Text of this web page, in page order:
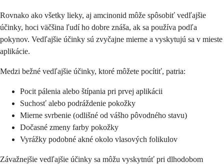
Rovnako ako všetky lieky, aj amcinonid môže spôsobiť vedľajšie
účinky, hoci väčšina ľudí ho dobre znáša, ak sa používa podľa
pokynov. Vedľajšie účinky sú zvyčajne mierne a vyskytujú sa v mieste
aplikácie.
Medzi bežné vedľajšie účinky, ktoré môžete pocítiť, patria:
Pocit pálenia alebo štípania pri prvej aplikácii
Suchosť alebo podráždenie pokožky
Mierne svrbenie (odlišné od vášho pôvodného stavu)
Dočasné zmeny farby pokožky
Vyrážky podobné akné okolo vlasových folikulov
Závažnejšie vedľajšie účinky sa môžu vyskytnúť pri dlhodobom